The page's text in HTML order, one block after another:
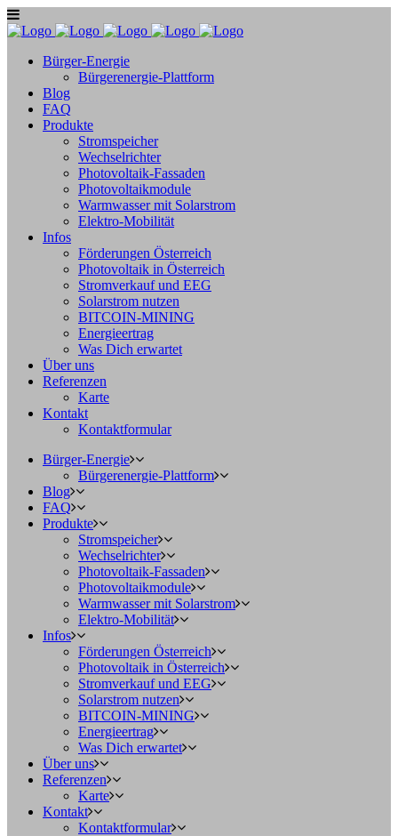
Bürger-Energie
Bürgerenergie-Plattform
Blog
FAQ
Produkte
Stromspeicher
Wechselrichter
Photovoltaik-Fassaden
Photovoltaikmodule
Warmwasser mit Solarstrom
Elektro-Mobilität
Infos
Förderungen Österreich
Photovoltaik in Österreich
Stromverkauf und EEG
Solarstrom nutzen
BITCOIN-MINING
Energieertrag
Was Dich erwartet
Über uns
Referenzen
Karte
Kontakt
Kontaktformular
Bürger-Energie
Bürgerenergie-Plattform
Blog
FAQ
Produkte
Stromspeicher
Wechselrichter
Photovoltaik-Fassaden
Photovoltaikmodule
Warmwasser mit Solarstrom
Elektro-Mobilität
Infos
Förderungen Österreich
Photovoltaik in Österreich
Stromverkauf und EEG
Solarstrom nutzen
BITCOIN-MINING
Energieertrag
Was Dich erwartet
Über uns
Referenzen
Karte
Kontakt
Kontaktformular